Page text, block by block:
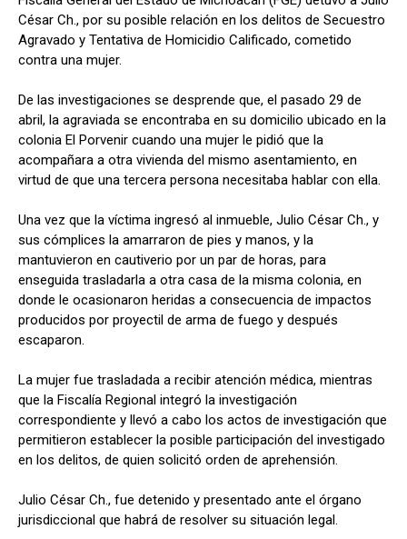
César Ch., por su posible relación en los delitos de Secuestro
Agravado y Tentativa de Homicidio Calificado, cometido
contra una mujer.
De las investigaciones se desprende que, el pasado 29 de
abril, la agraviada se encontraba en su domicilio ubicado en la
colonia El Porvenir cuando una mujer le pidió que la
acompañara a otra vivienda del mismo asentamiento, en
virtud de que una tercera persona necesitaba hablar con ella.
Una vez que la víctima ingresó al inmueble, Julio César Ch., y
sus cómplices la amarraron de pies y manos, y la
mantuvieron en cautiverio por un par de horas, para
enseguida trasladarla a otra casa de la misma colonia, en
donde le ocasionaron heridas a consecuencia de impactos
producidos por proyectil de arma de fuego y después
escaparon.
La mujer fue trasladada a recibir atención médica, mientras
que la Fiscalía Regional integró la investigación
correspondiente y llevó a cabo los actos de investigación que
permitieron establecer la posible participación del investigado
en los delitos, de quien solicitó orden de aprehensión.
Julio César Ch., fue detenido y presentado ante el órgano
jurisdiccional que habrá de resolver su situación legal.